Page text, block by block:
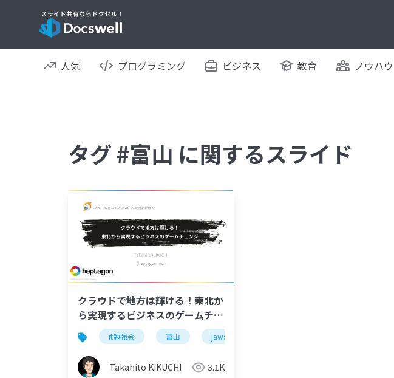
人気 プログラミング ビジネス 教育 ノウハウ
タグ #富山 に関するスライド
クラウドで地方は輝ける！東北か
ら実現するビジネスのゲームチェ
ンジ@JAWS-UG富山 #1 +
JAWS-UG北陸新幹線 #2
(2024.09.28)
it勉強会 富山 jaws-ug
Takahito KIKUCHI 3.1K